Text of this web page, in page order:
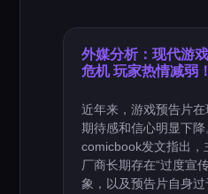
外媒分析：现代游
危机 玩家热情减弱！
近年来，游戏预告片
期待感和信心明显下
comicbook发文指出，
厂商长期存在“过度宣
象，以及预告片自身